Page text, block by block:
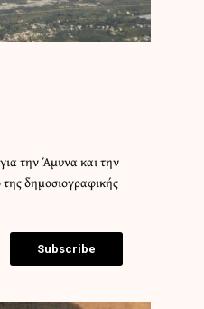
την Άμυνα και την
δημοσιογραφικής
Subscribe